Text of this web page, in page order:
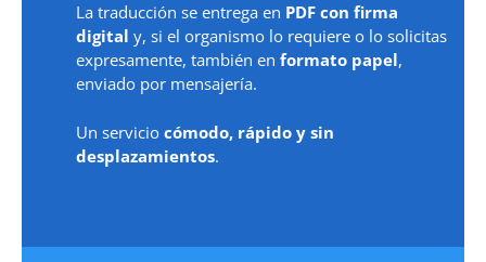
La traducción se entrega en PDF con firma
digital y, si el organismo lo requiere o lo solicitas
expresamente, también en formato papel,
enviado por mensajería.
Un servicio cómodo, rápido y sin
desplazamientos.